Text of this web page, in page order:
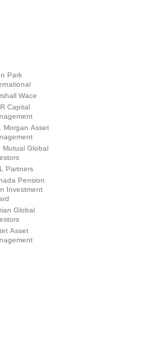
Park
Wace
Capital
Morgan Asset
Mutual Global
Partners
Pension
Investment
Global
Asset